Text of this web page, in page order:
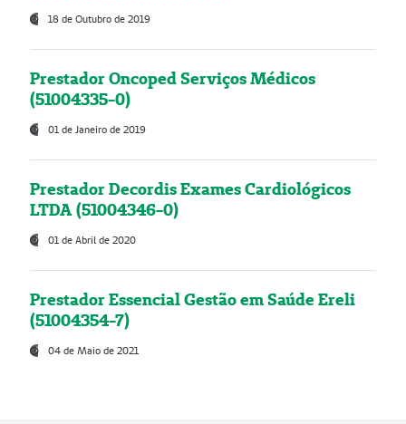
18 de Outubro de 2019
Prestador Oncoped Serviços Médicos
(51004335-0)
01 de Janeiro de 2019
Prestador Decordis Exames Cardiológicos
LTDA (51004346-0)
01 de Abril de 2020
Prestador Essencial Gestão em Saúde Ereli
(51004354-7)
04 de Maio de 2021